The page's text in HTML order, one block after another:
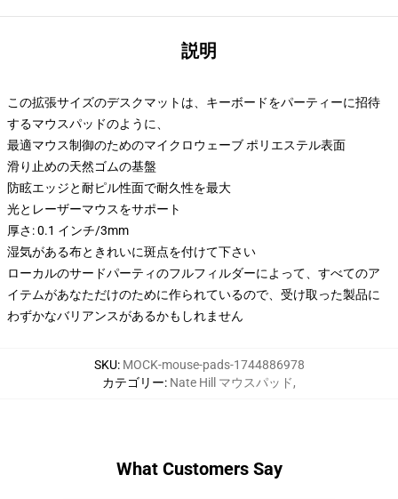
説明
この拡張サイズのデスクマットは、キーボードをパーティーに招待
するマウスパッドのように、
最適マウス制御のためのマイクロウェーブ ポリエステル表面
滑り止めの天然ゴムの基盤
防眩エッジと耐ピル性面で耐久性を最大
光とレーザーマウスをサポート
厚さ: 0.1 インチ/3mm
湿気がある布ときれいに斑点を付けて下さい
ローカルのサードパーティのフルフィルダーによって、すべてのア
イテムがあなただけのために作られているので、受け取った製品に
わずかなバリアンスがあるかもしれません
SKU: MOCK-mouse-pads-1744886978
カテゴリー: Nate Hill マウスパッド,
What Customers Say